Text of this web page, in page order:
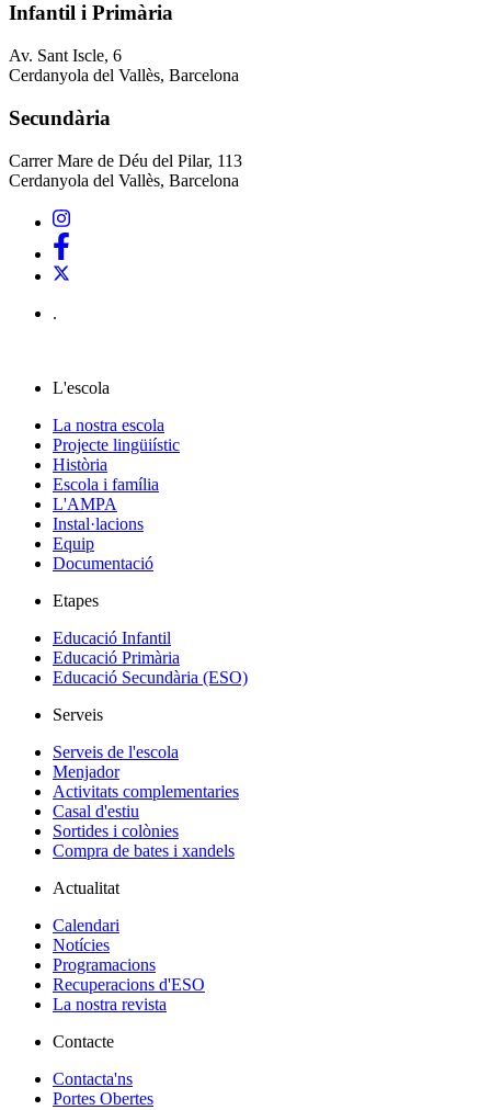
Infantil i Primària
Av. Sant Iscle, 6
Cerdanyola del Vallès, Barcelona
Secundària
Carrer Mare de Déu del Pilar, 113
Cerdanyola del Vallès, Barcelona
.
L'escola
La nostra escola
Projecte lingüiístic
Història
Escola i família
L'AMPA
Instal·lacions
Equip
Documentació
Etapes
Educació Infantil
Educació Primària
Educació Secundària (ESO)
Serveis
Serveis de l'escola
Menjador
Activitats complementaries
Casal d'estiu
Sortides i colònies
Compra de bates i xandels
Actualitat
Calendari
Notícies
Programacions
Recuperacions d'ESO
La nostra revista
Contacte
Contacta'ns
Portes Obertes